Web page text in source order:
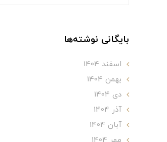
بایگانی نوشته‌ها
اسفند 1404
بهمن 1404
دی 1404
آذر 1404
آبان 1404